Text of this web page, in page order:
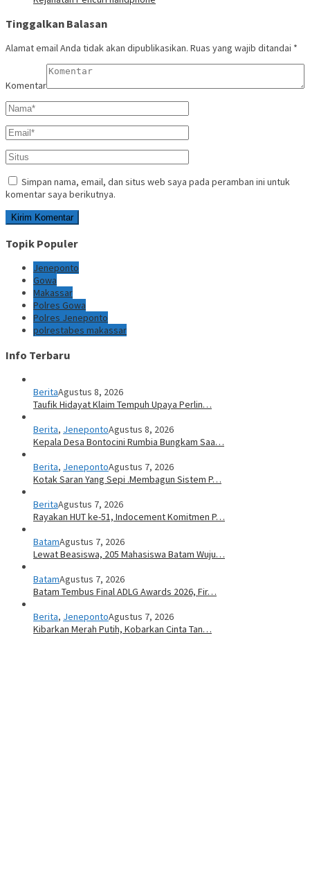
Tinggalkan Balasan
Alamat email Anda tidak akan dipublikasikan. Ruas yang wajib ditandai *
Komentar
Simpan nama, email, dan situs web saya pada peramban ini untuk
komentar saya berikutnya.
Topik Populer
Jeneponto
Gowa
Makassar
Polres Gowa
Polres Jeneponto
polrestabes makassar
Info Terbaru
BeritaAgustus 8, 2026
Taufik Hidayat Klaim Tempuh Upaya Perlin…
Berita, JenepontoAgustus 8, 2026
Kepala Desa Bontocini Rumbia Bungkam Saa…
Berita, JenepontoAgustus 7, 2026
Kotak Saran Yang Sepi .Membagun Sistem P…
BeritaAgustus 7, 2026
Rayakan HUT ke-51, Indocement Komitmen P…
BatamAgustus 7, 2026
Lewat Beasiswa, 205 Mahasiswa Batam Wuju…
BatamAgustus 7, 2026
Batam Tembus Final ADLG Awards 2026, Fir…
Berita, JenepontoAgustus 7, 2026
Kibarkan Merah Putih, Kobarkan Cinta Tan…